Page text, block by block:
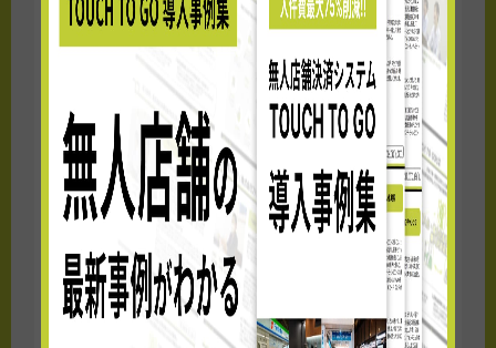
に挑戦しております。本件における事業主と
して、企画・店舗運営を行います
【株式会社JR西日本イノベーションズ】
代
表取締役社長：川本亮
JR西日本グループが目指す未来の実現に向
け、スタートアップ企業などのパートナーと
ともにイノベーションによる価値創出に挑戦
します。本件では、自社が持つ様々なネット
ワークを活かし、テクノロジーから商材等ま
で幅広く調査を行い、株式会社ジェイアール
西日本デイリーサービスネットと連携しま